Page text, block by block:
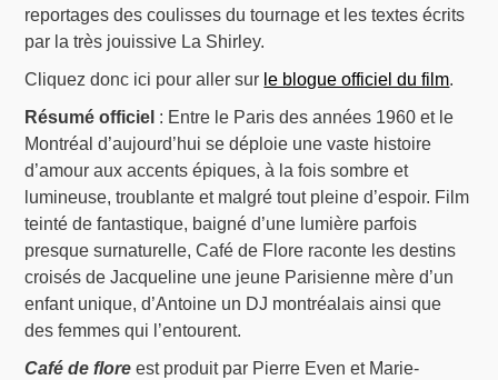
reportages des coulisses du tournage et les textes écrits
par la très jouissive La Shirley.
Cliquez donc ici pour aller sur le blogue officiel du film.
Résumé officiel : Entre le Paris des années 1960 et le
Montréal d’aujourd’hui se déploie une vaste histoire
d’amour aux accents épiques, à la fois sombre et
lumineuse, troublante et malgré tout pleine d’espoir. Film
teinté de fantastique, baigné d’une lumière parfois
presque surnaturelle, Café de Flore raconte les destins
croisés de Jacqueline une jeune Parisienne mère d’un
enfant unique, d’Antoine un DJ montréalais ainsi que
des femmes qui l’entourent.
Café de flore est produit par Pierre Even et Marie-